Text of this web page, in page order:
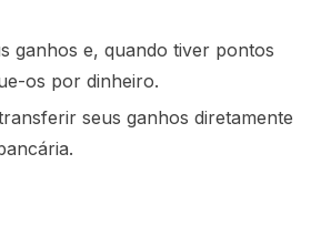
ganhos e, quando tiver pontos
os por dinheiro.
seus ganhos diretamente